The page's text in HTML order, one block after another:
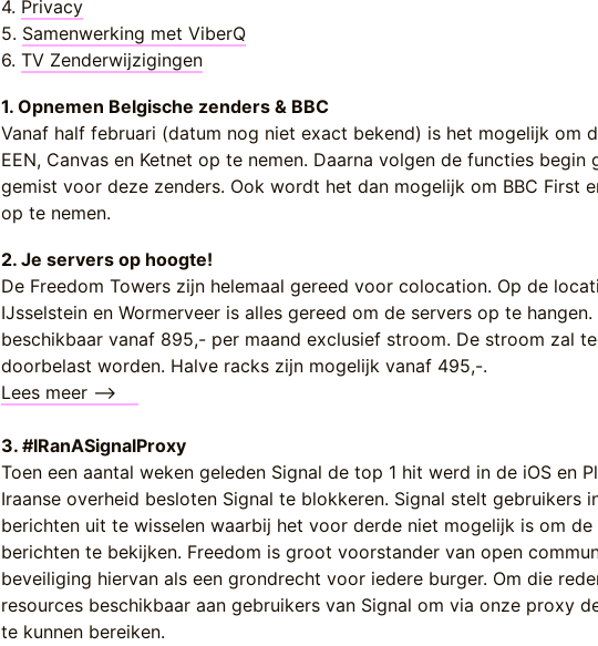
4. Privacy
5. Samenwerking met ViberQ
6.TV Zenderwijzigingen
1. Opnemen Belgische zenders & BBC ­
­Vanaf half februari (datum nog niet exact bekend) is het mogelijk om
EEN, Canvas en Ketnet op te nemen. Daarna volgen de functies begin
gemist voor deze zenders. Ook wordt het dan mogelijk om BBC First
op te nemen. ­
2. Je servers op hoogte!
De Freedom Towers zijn helemaal gereed voor colocation. Op de
IJsselstein en Wormerveer is alles gereed om de servers op te
beschikbaar vanaf 895,- per maand exclusief stroom. De stroom zal
doorbelast worden. Halve racks zijn mogelijk vanaf 495,-.
Lees meer --> ­
3. #IRanASignalProxy
Toen een aantal weken geleden Signal de top 1 hit werd in de iOS en
Iraanse overheid besloten Signal te blokkeren. Signal stelt gebruikers
berichten uit te wisselen waarbij het voor derde niet mogelijk is om de
berichten te bekijken. Freedom is groot voorstander van open
beveiliging hiervan als een grondrecht voor iedere burger. Om die
resources beschikbaar aan gebruikers van Signal om via onze proxy
te kunnen bereiken.